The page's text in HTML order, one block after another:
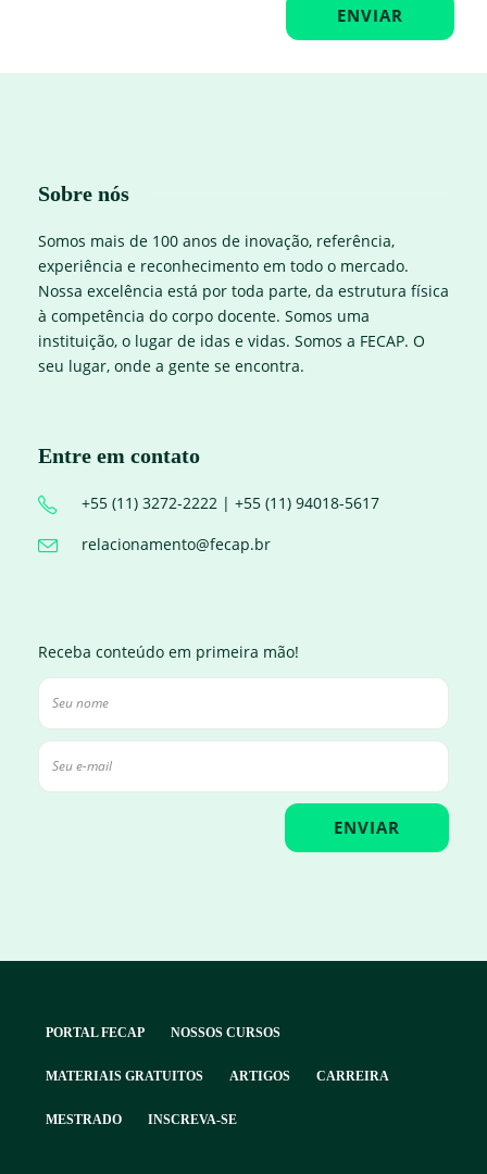
Sobre nós
Somos mais de 100 anos de inovação, referência,
experiência e reconhecimento em todo o mercado.
Nossa excelência está por toda parte, da estrutura física
à competência do corpo docente. Somos uma
instituição, o lugar de idas e vidas. Somos a FECAP. O
seu lugar, onde a gente se encontra.
Entre em contato
+55 (11) 3272-2222 | +55 (11) 94018-5617
relacionamento@fecap.br
Receba conteúdo em primeira mão!
PORTAL FECAP NOSSOS CURSOS
MATERIAIS GRATUITOS ARTIGOS CARREIRA
MESTRADO INSCREVA-SE